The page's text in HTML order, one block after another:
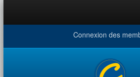
Connexion des